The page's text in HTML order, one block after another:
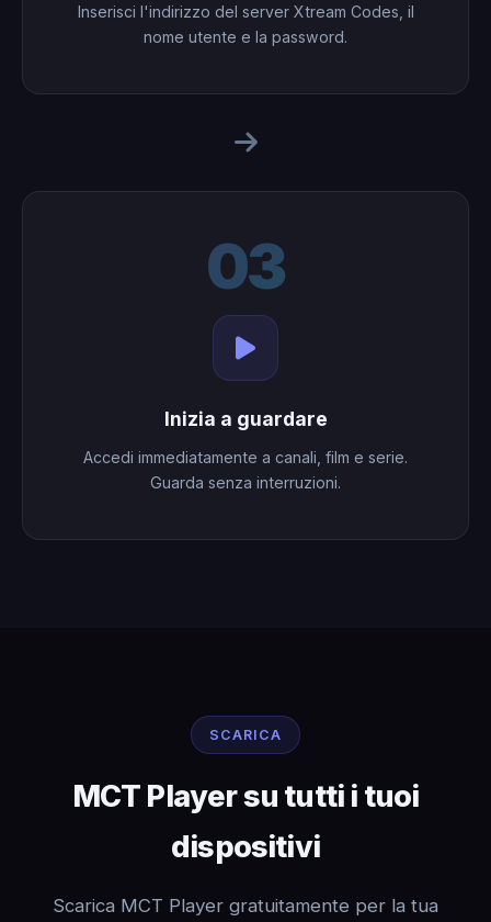
Inserisci l'indirizzo del server Xtream Codes, il
nome utente e la password.
03
Inizia a guardare
Accedi immediatamente a canali, film e serie.
Guarda senza interruzioni.
SCARICA
MCT Player su tutti i tuoi
dispositivi
Scarica MCT Player gratuitamente per la tua